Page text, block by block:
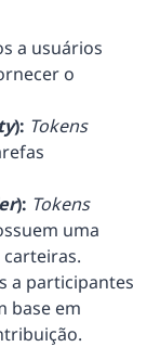
a usuários
o
): Tokens
): Tokens
uma
a participantes
base em